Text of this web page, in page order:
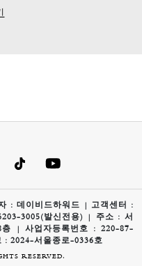
: 데이비드하워드 | 고객센터 :
3005(발신전용) | 주소 : 서
층 | 사업자등록번호 : 220-87-
: 2024-서울종로-0336호
RESERVED.